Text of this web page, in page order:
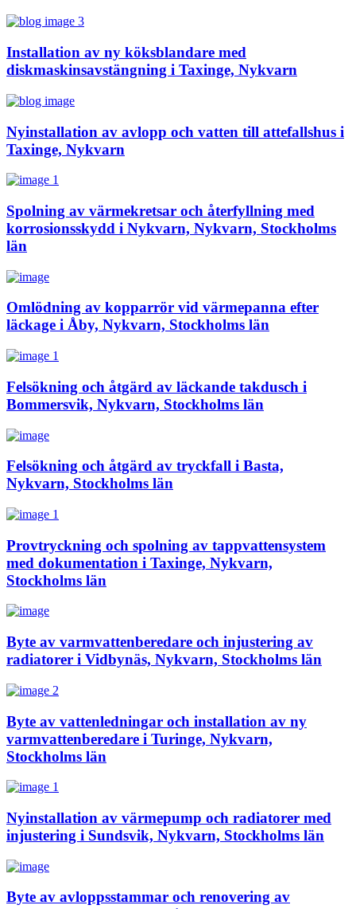
Installation av ny köksblandare med
diskmaskinsavstängning i Taxinge, Nykvarn
Nyinstallation av avlopp och vatten till attefallshus i
Taxinge, Nykvarn
Spolning av värmekretsar och återfyllning med
korrosionsskydd i Nykvarn, Nykvarn, Stockholms
län
Omlödning av kopparrör vid värmepanna efter
läckage i Åby, Nykvarn, Stockholms län
Felsökning och åtgärd av läckande takdusch i
Bommersvik, Nykvarn, Stockholms län
Felsökning och åtgärd av tryckfall i Basta,
Nykvarn, Stockholms län
Provtryckning och spolning av tappvattensystem
med dokumentation i Taxinge, Nykvarn,
Stockholms län
Byte av varmvattenberedare och injustering av
radiatorer i Vidbynäs, Nykvarn, Stockholms län
Byte av vattenledningar och installation av ny
varmvattenberedare i Turinge, Nykvarn,
Stockholms län
Nyinstallation av värmepump och radiatorer med
injustering i Sundsvik, Nykvarn, Stockholms län
Byte av avloppsstammar och renovering av